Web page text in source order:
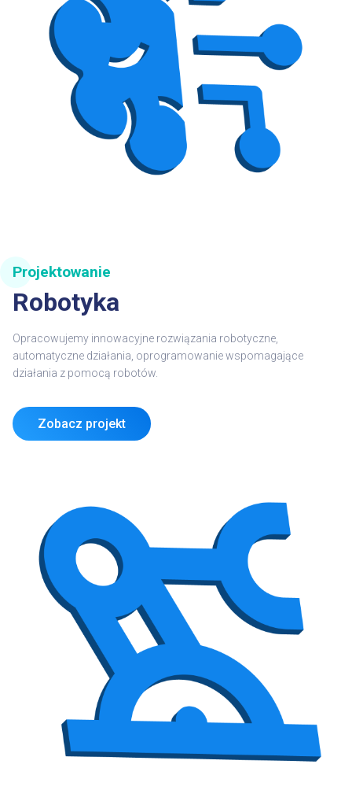
Projektowanie
Robotyka
Opracowujemy innowacyjne rozwiązania robotyczne
automatyczne działania, oprogramowanie wspomagające
działania z pomocą robotów.
Zobacz projekt